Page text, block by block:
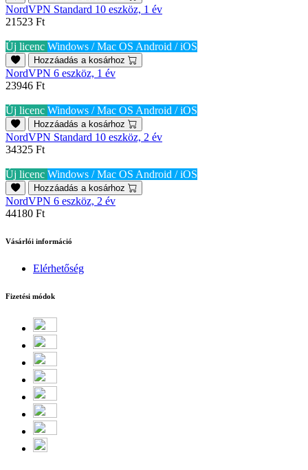
NordVPN Standard 10 eszköz, 1 év
21523 Ft
Új licenc Windows / Mac OS Android / iOS
Hozzáadás a kosárhoz
NordVPN 6 eszköz, 1 év
23946 Ft
Új licenc Windows / Mac OS Android / iOS
Hozzáadás a kosárhoz
NordVPN Standard 10 eszköz, 2 év
34325 Ft
Új licenc Windows / Mac OS Android / iOS
Hozzáadás a kosárhoz
NordVPN 6 eszköz, 2 év
44180 Ft
Vásárlói információ
Elérhetőség
Fizetési módok